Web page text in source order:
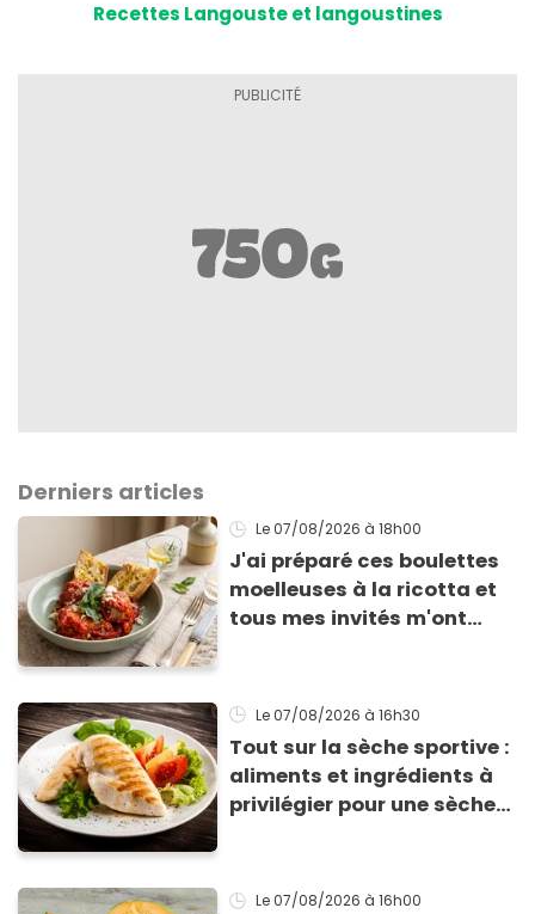
Recettes Langouste et langoustines
Derniers articles
Le 07/08/2026 à 18h00
J'ai préparé ces boulettes
moelleuses à la ricotta et
tous mes invités m'ont
Le 07/08/2026 à 16h30
Tout sur la sèche sportive :
aliments et ingrédients à
privilégier pour une sèche
Le 07/08/2026 à 16h00